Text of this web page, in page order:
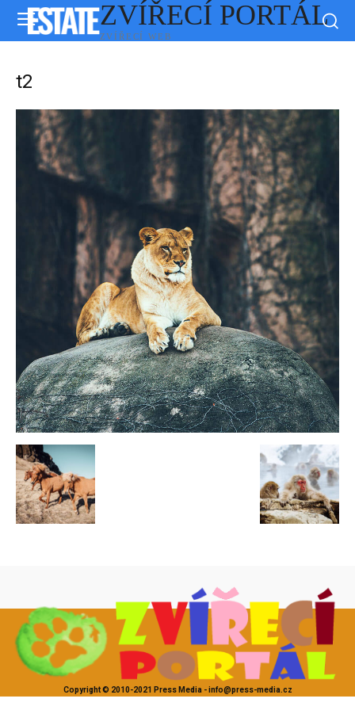
ZVÍŘECÍ PORTÁL
ZVÍŘECÍ WEB
t2
Copyright © 2010-2021 Press Media - info@press-media.cz